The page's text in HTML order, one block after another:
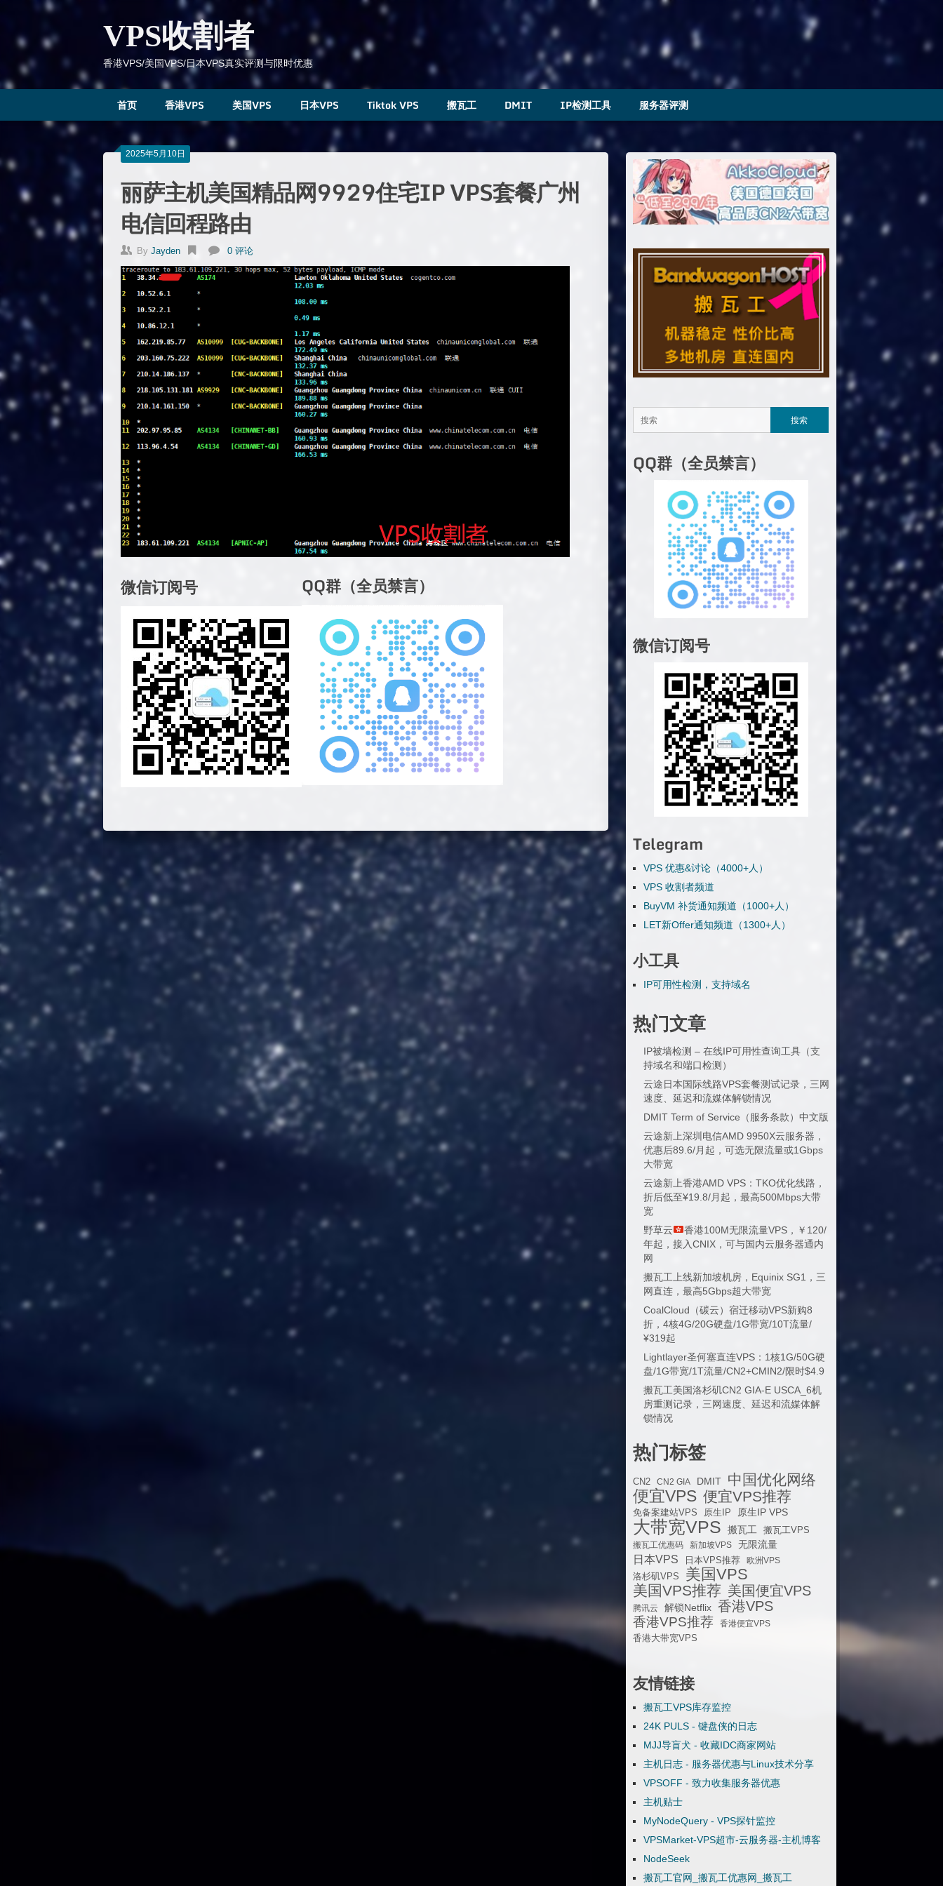
VPS收割者
香港VPS/美国VPS/日本VPS真实评测与限时优惠
首页 香港VPS 美国VPS 日本VPS Tiktok VPS 搬瓦工 DMIT IP检测工具 服务器评测
2025年5月10日
丽萨主机美国精品网9929住宅IP VPS套餐广州
电信回程路由
By Jayden 0 评论
微信订阅号 QQ群（全员禁言）
QQ群（全员禁言）
微信订阅号
Telegram
VPS 优惠&讨论（4000+人）
VPS 收割者频道
BuyVM 补货通知频道（1000+人）
LET新Offer通知频道（1300+人）
小工具
IP可用性检测，支持域名
热门文章
IP被墙检测 – 在线IP可用性查询工具（支
持域名和端口检测）
云途日本国际线路VPS套餐测试记录，三网
速度、延迟和流媒体解锁情况
DMIT Term of Service（服务条款）中文版
云途新上深圳电信AMD 9950X云服务器，
优惠后89.6/月起，可选无限流量或1Gbps
大带宽
云途新上香港AMD VPS：TKO优化线路，
折后低至¥19.8/月起，最高500Mbps大带
宽
野草云
香港100M无限流量VPS，￥120/
年起，接入CNIX，可与国内云服务器通内
网
搬瓦工上线新加坡机房，Equinix SG1，三
网直连，最高5Gbps超大带宽
CoalCloud（碳云）宿迁移动VPS新购8
折，4核4G/20G硬盘/1G带宽/10T流量/
¥319起
Lightlayer圣何塞直连VPS：1核1G/50G硬
盘/1G带宽/1T流量/CN2+CMIN2/限时$4.9
搬瓦工美国洛杉矶CN2 GIA-E USCA_6机
房重测记录，三网速度、延迟和流媒体解
锁情况
热门标签
CN2 CN2 GIA DMIT 中国优化网络
便宜VPS 便宜VPS推荐
免备案建站VPS 原生IP 原生IP VPS
大带宽VPS 搬瓦工
搬瓦工VPS
搬瓦工优惠码
新加坡VPS 无限流量
日本VPS 日本VPS推荐
欧洲VPS
洛杉矶VPS
美国VPS
美国VPS推荐 美国便宜VPS
腾讯云 解锁Netflix 香港VPS
香港VPS推荐
香港便宜VPS
香港大带宽VPS
友情链接
搬瓦工VPS库存监控
24K PULS - 键盘侠的日志
MJJ导盲犬 - 收藏IDC商家网站
主机日志 - 服务器优惠与Linux技术分享
VPSOFF - 致力收集服务器优惠
主机贴士
MyNodeQuery - VPS探针监控
VPSMarket-VPS超市-云服务器-主机博客
NodeSeek
搬瓦工官网_搬瓦工优惠网_搬瓦工